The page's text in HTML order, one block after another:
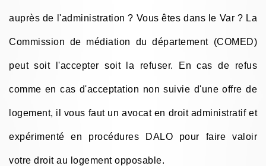
auprès de l'administration ? Vous êtes dans le Var ? La
Commission de médiation du département (COMED)
peut soit l'accepter soit la refuser. En cas de refus
comme en cas d'acceptation non suivie d'une offre de
logement, il vous faut un avocat en droit administratif et
expérimenté en procédures DALO pour faire valoir
votre droit au logement opposable.